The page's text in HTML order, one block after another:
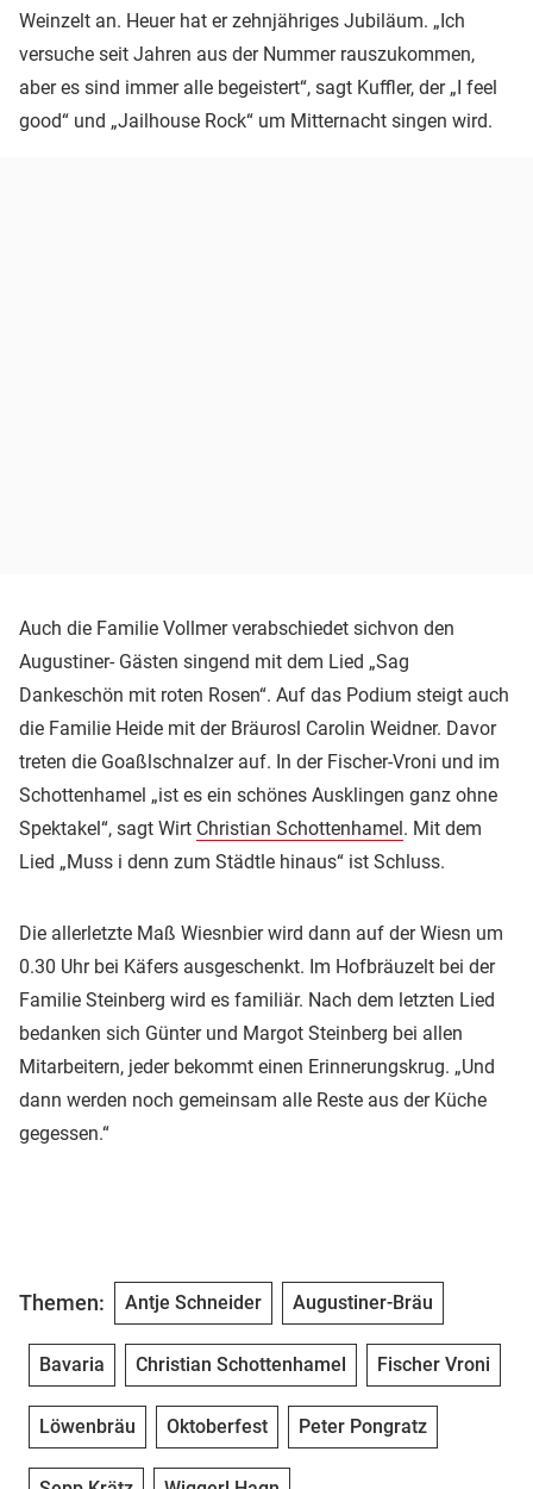
Weinzelt an. Heuer hat er zehnjähriges Jubiläum. „Ich
versuche seit Jahren aus der Nummer rauszukommen,
aber es sind immer alle begeistert“, sagt Kuffler, der „I feel
good“ und „Jailhouse Rock“ um Mitternacht singen wird.
Auch die Familie Vollmer verabschiedet sichvon den
Augustiner- Gästen singend mit dem Lied „Sag
Dankeschön mit roten Rosen“. Auf das Podium steigt auch
die Familie Heide mit der Bräurosl Carolin Weidner. Davor
treten die Goaßlschnalzer auf. In der Fischer-Vroni und im
Schottenhamel „ist es ein schönes Ausklingen ganz ohne
Spektakel“, sagt Wirt Christian Schottenhamel. Mit dem
Lied „Muss i denn zum Städtle hinaus“ ist Schluss.
Die allerletzte Maß Wiesnbier wird dann auf der Wiesn um
0.30 Uhr bei Käfers ausgeschenkt. Im Hofbräuzelt bei der
Familie Steinberg wird es familiär. Nach dem letzten Lied
bedanken sich Günter und Margot Steinberg bei allen
Mitarbeitern, jeder bekommt einen Erinnerungskrug. „Und
dann werden noch gemeinsam alle Reste aus der Küche
gegessen.“
Themen: Antje Schneider Augustiner-Bräu
Bavaria Christian Schottenhamel Fischer Vroni
Löwenbräu Oktoberfest Peter Pongratz